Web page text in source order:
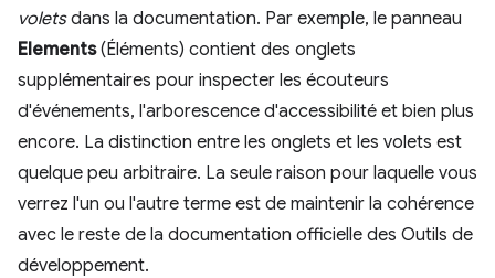
voletsdans la documentation. Par exemple, le panneau
Elements(Éléments) contient des onglets
supplémentaires pour inspecter les écouteurs
d'événements, l'arborescence d'accessibilité et bien plus
encore. La distinction entre les onglets et les volets est
quelque peu arbitraire. La seule raison pour laquelle vous
verrez l'un ou l'autre terme est de maintenir la cohérence
avec le reste de la documentation officielle des Outils de
développement.